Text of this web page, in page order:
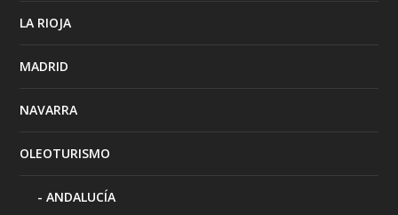
LA RIOJA
MADRID
NAVARRA
OLEOTURISMO
ANDALUCÍA